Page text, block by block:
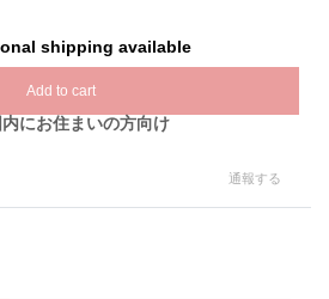
shipping available
Add to cart
内にお住まいの方向け
通報する